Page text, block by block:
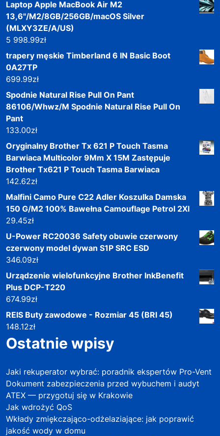
Laptop Apple MacBook Air M2
13,6"/M2/8GB/256GB/macOS Silver
(MLXY3ZE/A/US)
5 998.99zł
trapery męskie Timberland 6 IN Basic Boot
0A27TP
699.99zł
Spodnie Natural Rise Pull On Pant
86106/Whwz/M Spodnie Natural Rise Pull On
Pant
133.00zł
Oryginalny Brother Tx 621 P Touch Tasma
Barwiaca Multicolor 9Mm X 15M Zastępuje
Brother Tx621 P Touch Tasma Barwiaca
142.62zł
Malfini Camo Pure C22 Adler Koszulka Damska
150 G/M2 100% Bawełna Camouflage Petrol 2Xl
29.45zł
U-Power RC20036 Safety obuwie czerwony
czerwony model dywan S1P SRC ESD
346.09zł
Urządzenie wielofunkcyjne Brother InkBenefit
Plus DCP-T220
674.99zł
REIS Buty zawodowe - Rozmiar 45 (BRI 45)
148.12zł
Ostatnie wpisy
Jaki rekuperator wybrać: poradnik ekspertów Pro-Vent
Dokument zabezpieczenia przed wybuchem i audyt
ATEX — przygotuj się w Krakowie
Jak wdrożyć QoS
Wkłady zmiękczająco-odżelaziające: jak poprawić
jakość wody w domu